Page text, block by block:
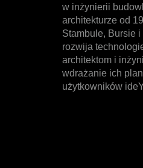
w inżynierii
architekturze od
Stambule, Bursie
rozwija
architektom i
wdrażanie ich
użytkowników